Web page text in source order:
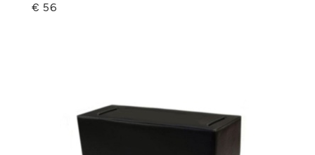
€ 56